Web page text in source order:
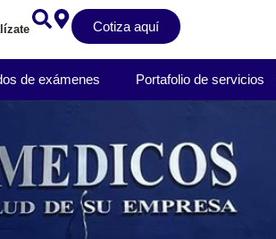
Cotiza aquí
de exámenes Portafolio de servicios